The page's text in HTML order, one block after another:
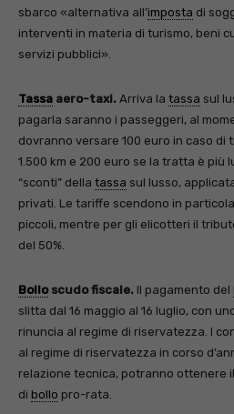
sbarco «alternativa all’imposta di
interventi in materia di turismo, beni
servizi pubblici».
Tassa aero-taxi. Arriva la tassa sul
pagarla saranno i passeggeri, al
dovranno versare 100 euro in caso di
1.500 km e 200 euro se la tratta è più
“sconti” della tassa sul lusso,
privati. Le tariffe scendono in
piccoli, mentre per gli elicotteri il
del 50%.
Bolloscudo fiscale. Il pagamento del
slitta dal 16 maggio al 16 luglio, con
rinuncia al regime di riservatezza. I
al regime di riservatezza in corso
relazione tecnica, potranno ottenere
di bollo pro-rata.